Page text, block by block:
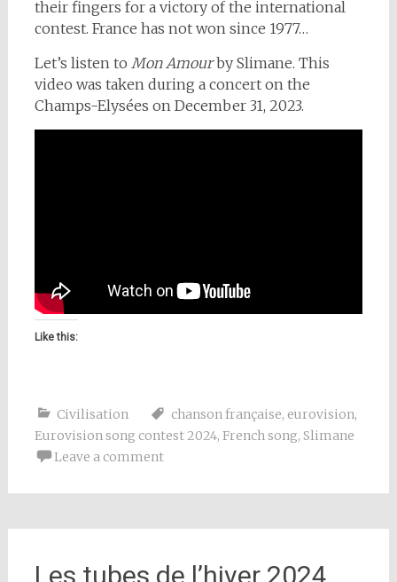
their fingers for a victory of the international
contest. France has not won since 1977…
Let’s listen to Mon Amourby Slimane. This
video was taken during a concert on the
Champs-Elysées on December 31, 2023.
Like this:
Civilisation chanson française, eurovision,
Eurovision song contest 2024, French song, Slimane
Leave a comment
Les tubes de l’hiver 2024